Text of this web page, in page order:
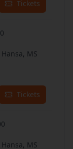
Tickets
MS
Tickets
MS